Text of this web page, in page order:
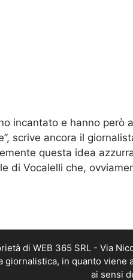
incantato e hanno però
scrive ancora il
questa idea
di Vocalelli che,
di WEB 365 SRL - Via
giornalistica, in quanto
ai sensi